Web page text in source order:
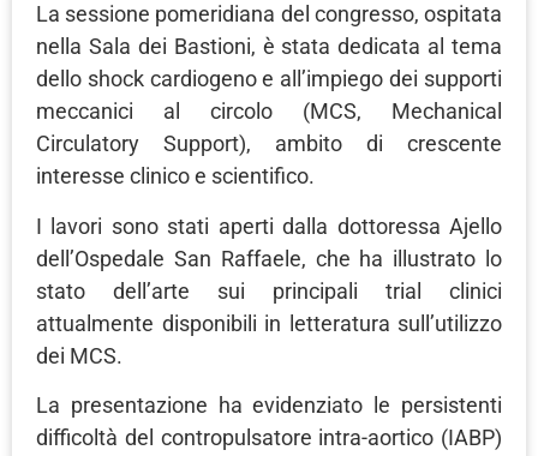
La sessione pomeridiana del congresso, ospitata
nella Sala dei Bastioni, è stata dedicata al tema
dello shock cardiogeno e all’impiego dei supporti
meccanici al circolo (MCS, Mechanical
Circulatory Support), ambito di crescente
interesse clinico e scientifico.
I lavori sono stati aperti dalla dottoressa Ajello
dell’Ospedale San Raffaele, che ha illustrato lo
stato dell’arte sui principali trial clinici
attualmente disponibili in letteratura sull’utilizzo
dei MCS.
La presentazione ha evidenziato le persistenti
difficoltà del contropulsatore intra-aortico (IABP)